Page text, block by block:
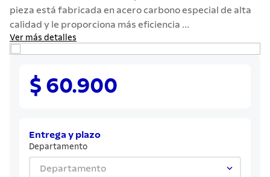
pieza está fabricada en acero carbono especial de alta
calidad y le proporciona más eficiencia ...
Ver más detalles
$ 60.900
Entrega y plazo
Departamento
Departamento
4.
ollas
5.
lavaplatos
cuchillo
10. olla